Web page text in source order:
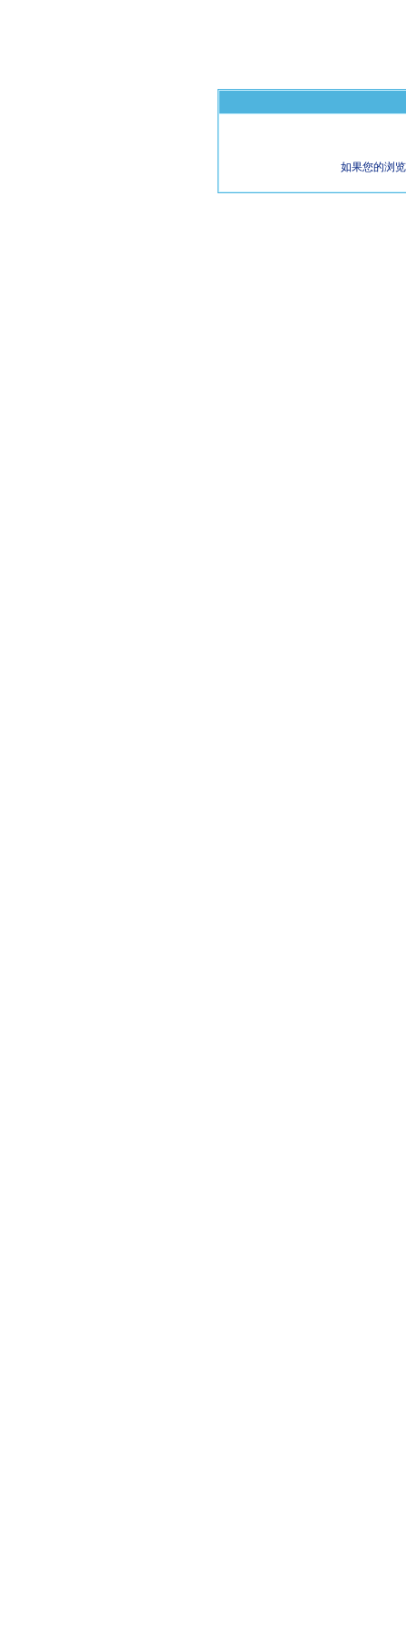
如果您的浏